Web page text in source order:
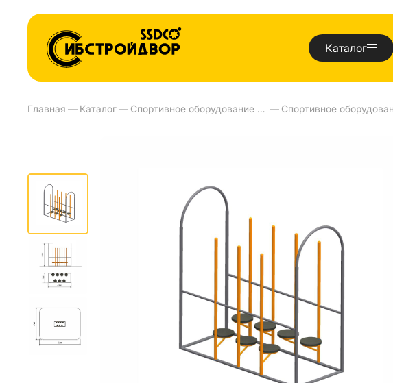
Каталог
Главная — Каталог— Спортивное оборудование и тренажеры для улиц —